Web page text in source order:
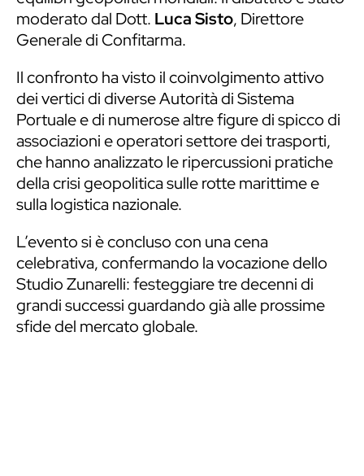
moderato dal Dott. Luca Sisto, Direttore
Generale di Confitarma.
Il confronto ha visto il coinvolgimento attivo
dei vertici di diverse Autorità di Sistema
Portuale e di numerose altre figure di spicco di
associazioni e operatori settore dei trasporti,
che hanno analizzato le ripercussioni pratiche
della crisi geopolitica sulle rotte marittime e
sulla logistica nazionale.
L’evento si è concluso con una cena
celebrativa, confermando la vocazione dello
Studio Zunarelli: festeggiare tre decenni di
grandi successi guardando già alle prossime
sfide del mercato globale.